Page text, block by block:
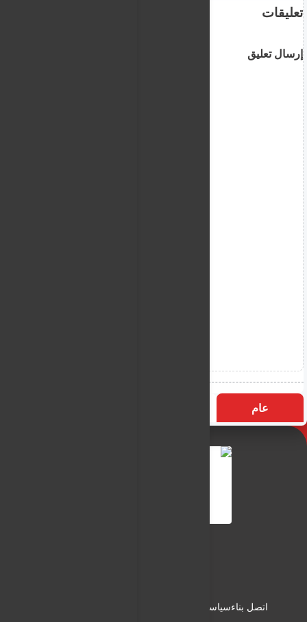
تعليقات
إرسال تعليق
عام
اتصل بناءسياسة الاستخدام